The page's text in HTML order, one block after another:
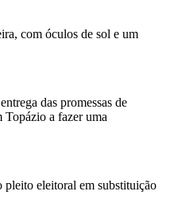
com óculos de sol e um
das promessas de
Topázio a fazer uma
eleitoral em substituição